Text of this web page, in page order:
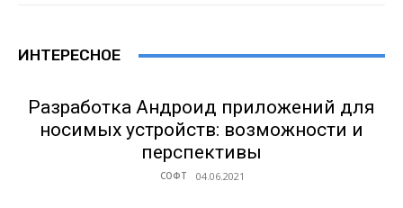
ИНТЕРЕСНОЕ
Разработка Андроид приложений для
носимых устройств: возможности и
перспективы
СОФТ